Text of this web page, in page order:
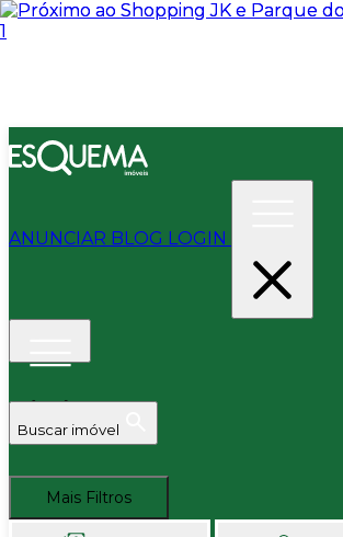
ANUNCIAR BLOG LOGIN
Buscar imóvel
Mais Filtros